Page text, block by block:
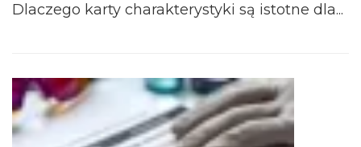
Dlaczego karty charakterystyki są istotne dla...